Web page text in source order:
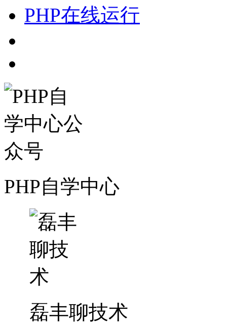
PHP在线运行
PHP自学中心
磊丰聊技术